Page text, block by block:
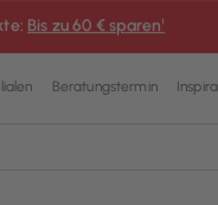
Bis zu 60 € sparen¹
Beratungstermin